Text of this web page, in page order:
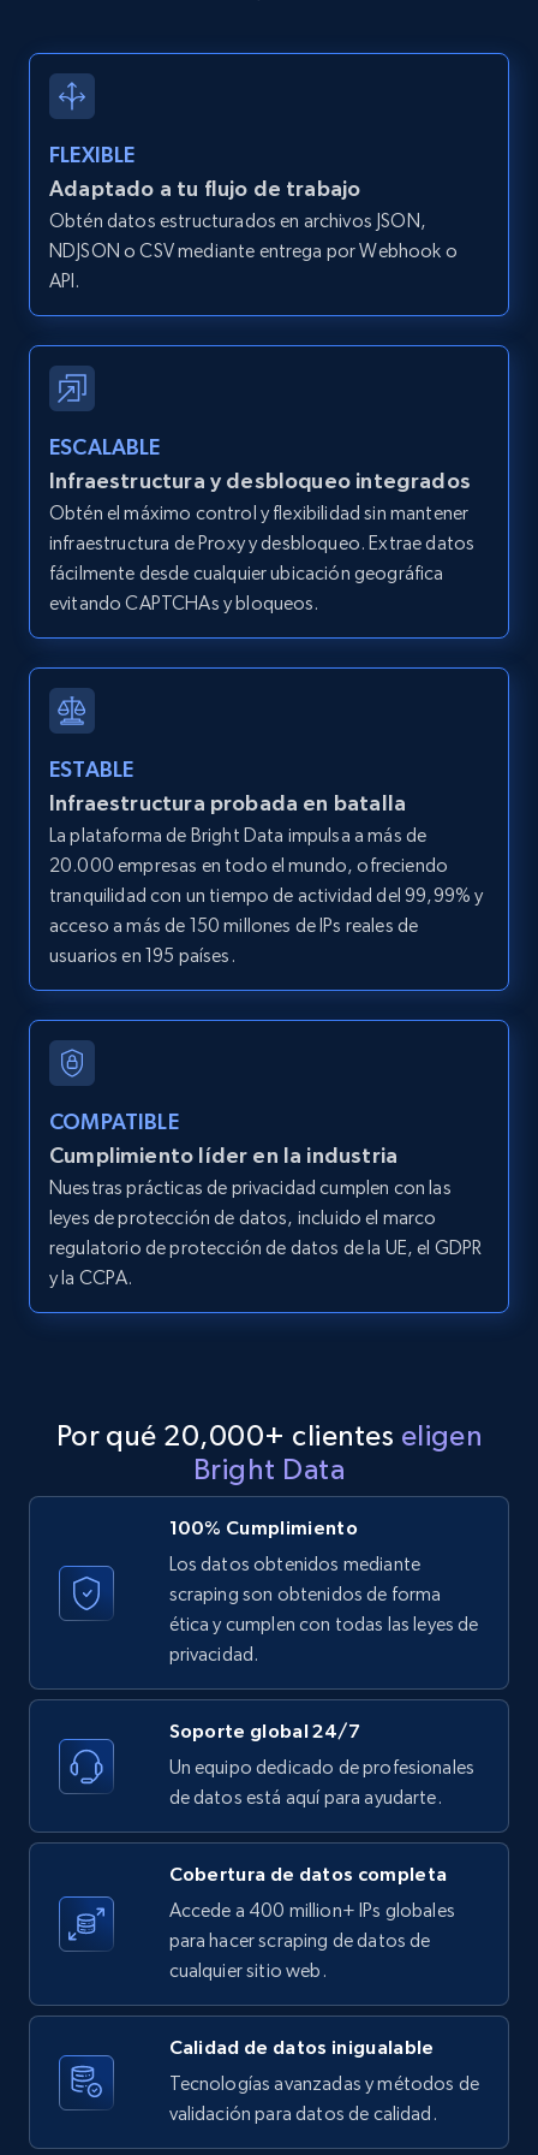
Amazon products global dataset -
Collecting products by keyword search
Title, Seller name, Brand, Description, Initial
price, Currency, Availability, Reviews count, and
more.
Amazon products global dataset - Collects
products by best sellers category URL
Title, Seller name, Brand, Description, Initial
price, Currency, Availability, Reviews count, and
more.
2.1K+ 375+ Prueba gratuita
Amazon products global dataset - Collect
Title, Seller name, Brand, Description, Initial
price, Currency, Availability, Reviews count, and
more.
375+
Amazon products global dataset - Collect
products from Brands URLs
Title, Seller name, Brand, Description, Initial
price, Currency, Availability, Reviews count, and
more.
2.1K+ 375+ Prueba gratuita
Reviews count shop, Reviews count item, Initial
price, and more.
323+ Prueba gratuita
Etsy - Collect data on products using
specified keywords
URL, Product id, Listing inventory id, Title, Rating,
Reviews count shop, Reviews count item, Initial
price, and more.
Etsy - Collects data from shop's URL
URL, Product id, Listing inventory id, Title, Rating,
Reviews count shop, Reviews count item, Initial
1.9K+ 323+ Prueba gratuita
FLEXIBLE
Adaptado a tu flujo de trabajo
Obtén datos estructurados en archivos JSON,
NDJSON o CSV mediante entrega por Webhook o
API.
ESCALABLE
Infraestructura y desbloqueo integrados
Obtén el máximo control y flexibilidad sin mantener
infraestructura de Proxy y desbloqueo. Extrae datos
fácilmente desde cualquier ubicación geográfica
evitando CAPTCHAs y bloqueos.
ESTABLE
Infraestructura probada en batalla
La plataforma de Bright Data impulsa a más de
20.000 empresas en todo el mundo, ofreciendo
tranquilidad con un tiempo de actividad del 99,99% y
acceso a más de 150 millones de IPs reales de
usuarios en 195 países.
COMPATIBLE
Cumplimiento líder en la industria
Nuestras prácticas de privacidad cumplen con las
leyes de protección de datos, incluido el marco
regulatorio de protección de datos de la UE, el GDPR
y la CCPA.
Por qué 20,000+ clientes eligen
Bright Data
100% Cumplimiento
Los datos obtenidos mediante
scraping son obtenidos de forma
ética y cumplen con todas las leyes de
privacidad.
Soporte global 24/7
Un equipo dedicado de profesionales
de datos está aquí para ayudarte.
Cobertura de datos completa
Accede a 400 million+ IPs globales
para hacer scraping de datos de
cualquier sitio web.
Calidad de datos inigualable
Tecnologías avanzadas y métodos de
validación para datos de calidad.